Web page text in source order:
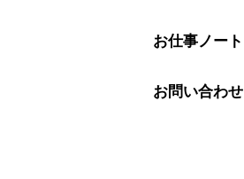
お仕事ノート
お問い合わせ